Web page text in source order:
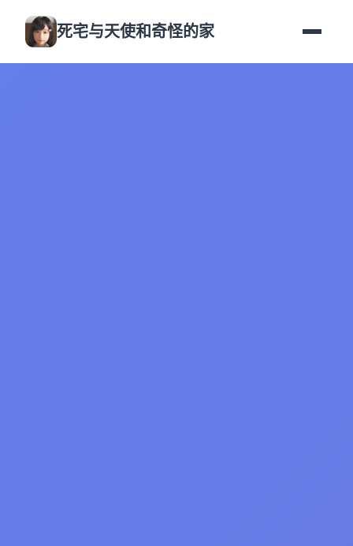
死宅与天使和奇怪的家